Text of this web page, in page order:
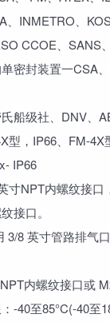
INMETRO、
CCOE、SANS
密封装置一CSA
船级社、DNV、
型，IP66、FM-4X
IP66
寸NPT内螺纹接口
接口。
3/8 英寸管路排气
内螺纹接口或
-40至85°C(-40至